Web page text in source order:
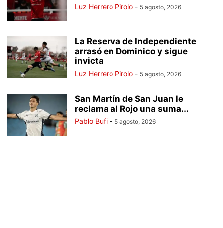
Luz Herrero Pirolo - 5 agosto, 2026
La Reserva de Independiente
arrasó en Dominico y sigue
invicta
Luz Herrero Pirolo - 5 agosto, 2026
San Martín de San Juan le
reclama al Rojo una suma...
Pablo Bufi - 5 agosto, 2026